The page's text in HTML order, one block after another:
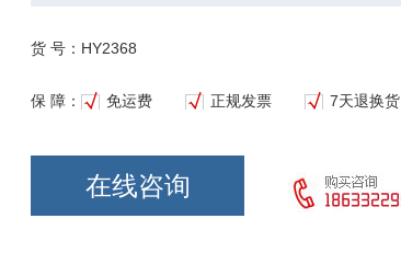
货 号：HY2368
保 障： 免运费 正规发票 7天退换货
在线咨询